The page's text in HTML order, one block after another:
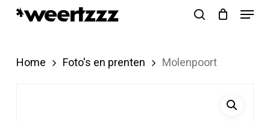
Skip
content
Menu
Home Foto's en prenten Molenpoort